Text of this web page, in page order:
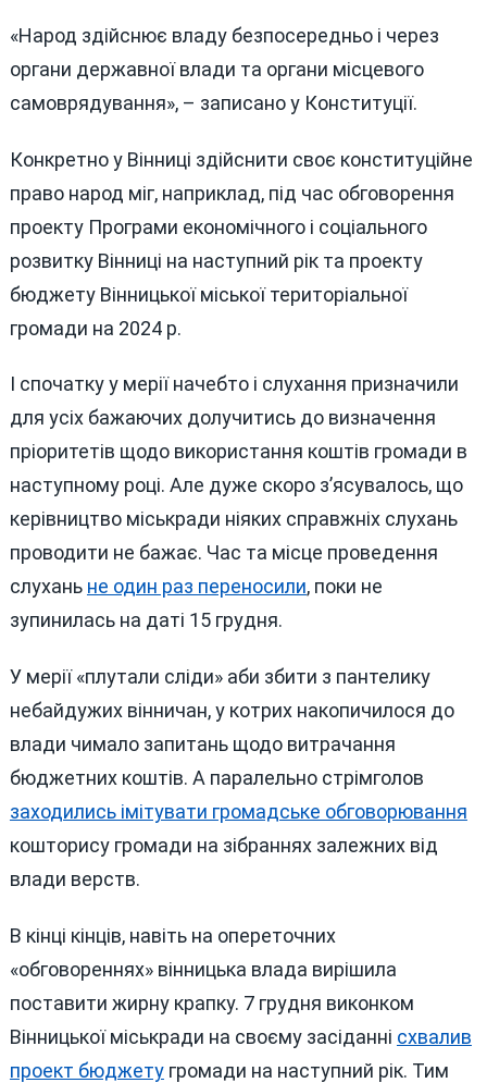
ВІННИЦІ,
ВЛАСНУ
КИШЕНЮ
«Народ здійснює владу безпосередньо і через
органи державної влади та органи місцевого
самоврядування», – записано у Конституції.
Конкретно у Вінниці здійснити своє конституційне
право народ міг, наприклад, під час обговорення
проекту Програми економічного і соціального
розвитку Вінниці на наступний рік та проекту
бюджету Вінницької міської територіальної
громади на 2024 р.
І спочатку у мерії начебто і слухання призначили
для усіх бажаючих долучитись до визначення
пріоритетів щодо використання коштів громади в
наступному році. Але дуже скоро з’ясувалось, що
керівництво міськради ніяких справжніх слухань
проводити не бажає. Час та місце проведення
слухань не один раз переносили, поки не
зупинилась на даті 15 грудня.
У мерії «плутали сліди» аби збити з пантелику
небайдужих вінничан, у котрих накопичилося до
влади чимало запитань щодо витрачання
бюджетних коштів. А паралельно стрімголов
заходились імітувати громадське обговорювання
кошторису громади на зібраннях залежних від
влади верств.
В кінці кінців, навіть на опереточних
«обговореннях» вінницька влада вирішила
поставити жирну крапку. 7 грудня виконком
Вінницької міськради на своєму засіданні схвалив
проект бюджетугромади на наступний рік. Тим